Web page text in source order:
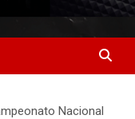
Nacional